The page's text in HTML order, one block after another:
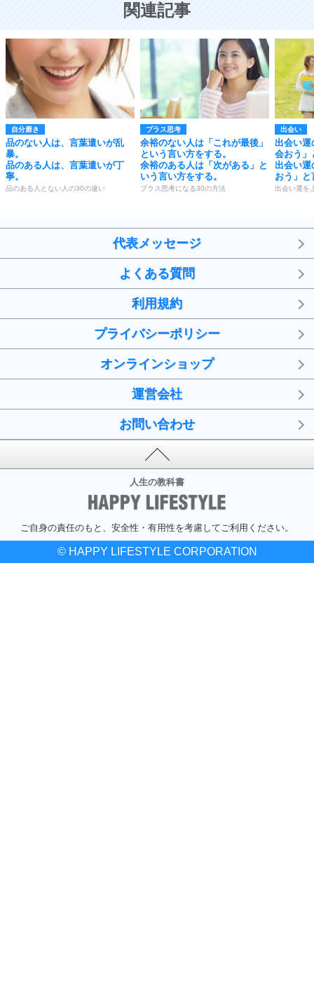
関連記事
自分磨き
品のない人は、言葉遣いが乱
暴。
品のある人は、言葉遣いが丁
寧。
品のある人とない人の30の違い
プラス思考
余裕のない人は「これが最後」
という言い方をする。
余裕のある人は「次がある」と
いう言い方をする。
プラス思考になる30の方法
出会い
出会い運
会おう」
出会い運
おう」と
出会い運を
代表メッセージ
よくある質問
利用規約
プライバシーポリシー
オンラインショップ
運営会社
お問い合わせ
人生の教科書
ご自身の責任のもと、安全性・有用性を考慮してご利用ください。
© HAPPY LIFESTYLE CORPORATION